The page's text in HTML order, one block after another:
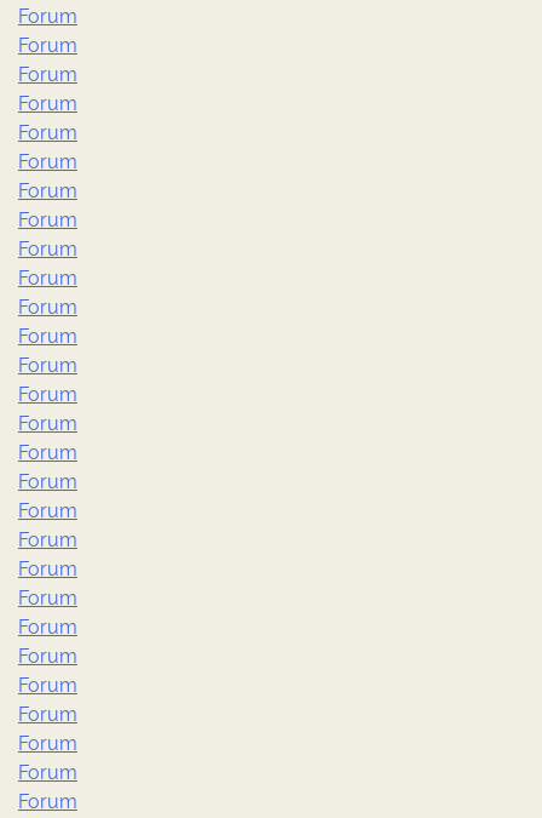
Forum
Forum
Forum
Forum
Forum
Forum
Forum
Forum
Forum
Forum
Forum
Forum
Forum
Forum
Forum
Forum
Forum
Forum
Forum
Forum
Forum
Forum
Forum
Forum
Forum
Forum
Forum
Forum